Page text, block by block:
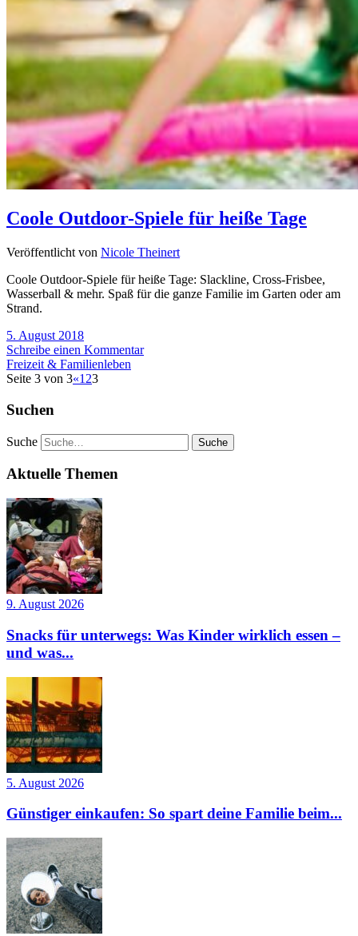
Coole Outdoor-Spiele für heiße Tage
Veröffentlicht von Nicole Theinert
Coole Outdoor-Spiele für heiße Tage: Slackline, Cross-Frisbee,
Wasserball & mehr. Spaß für die ganze Familie im Garten oder am
Strand.
5. August 2018
Schreibe einen Kommentar
Freizeit & Familienleben
Seite 3 von 3«1 23
Suchen
Suche
Aktuelle Themen
9. August 2026
Snacks für unterwegs: Was Kinder wirklich essen –
und was...
5. August 2026
Günstiger einkaufen: So spart deine Familie beim...